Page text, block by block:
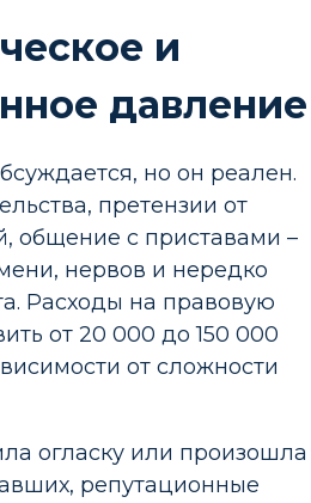
и
давление
но он реален.
претензии от
общение с приставами –
нервов и нередко
Расходы на правовую
от 20 000 до 150 000
от сложности
огласку или произошла
репутационные